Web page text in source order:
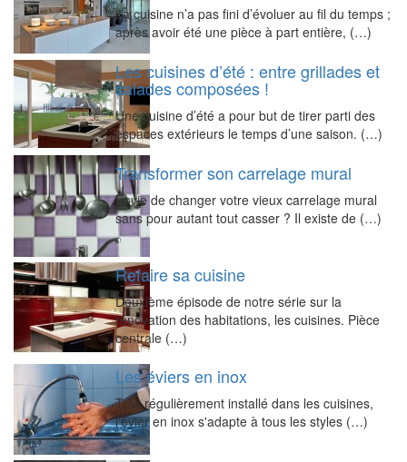
La cuisine n’a pas fini d’évoluer au fil du temps ;
après avoir été une pièce à part entière, (…)
Les cuisines d’été : entre grillades et
salades composées !
Une cuisine d’été a pour but de tirer parti des
espaces extérieurs le temps d’une saison. (…)
Transformer son carrelage mural
Envie de changer votre vieux carrelage mural
sans pour autant tout casser ? Il existe de (…)
Refaire sa cuisine
Deuxième épisode de notre série sur la
rénovation des habitations, les cuisines. Pièce
centrale (…)
Les éviers en inox
Très régulièrement installé dans les cuisines,
l'évier en inox s'adapte à tous les styles (…)